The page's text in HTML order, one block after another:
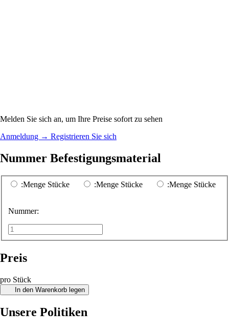
Melden Sie sich an, um Ihre Preise sofort zu sehen
Anmeldung → Registrieren Sie sich
Nummer Befestigungsmaterial
:Menge Stücke :Menge Stücke :Menge Stücke
Nummer:
Preis
pro Stück
In den Warenkorb legen
Unsere Politiken